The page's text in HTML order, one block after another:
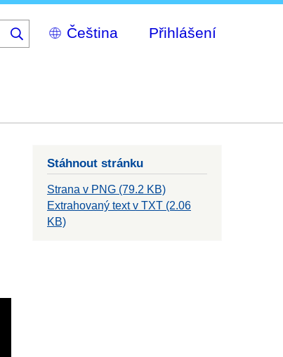
Select
your
Přihlášení
Stáhnout stránku
Strana v PNG (79.2 KB)
Extrahovaný text v TXT (2.06
KB)